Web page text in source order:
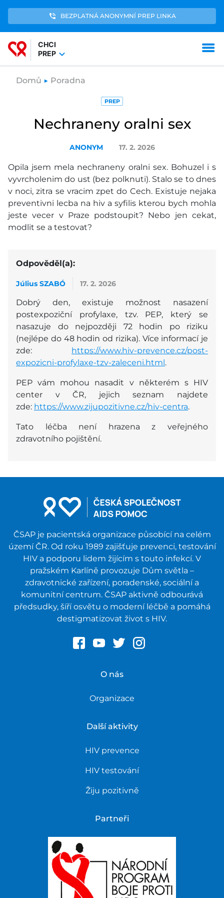
phone_in_talk BEZPLATNÁ ANONYMNÍ PREP LINKA
CHCI
PREP expand_more menu
Domů ▶ Poradna
PREP
Nechraneny oralni sex
ANONYM 17. 2. 2026
Opila jsem mela nechraneny oralni sex. Bohuzel i s
vyvrcholenim do ust (bez polknuti). Stalo se to dnes
v noci, zitra se vracim zpet do Cech. Existuje nejaka
preventivni lecba na hiv a syfilis kterou bych mohla
jeste vecer v Praze podstoupit? Nebo jen cekat,
modlit se a testovat?
Odpověděl(a):
Július SZABÓ 17. 2. 2026
Dobrý den, existuje možnost nasazení
postexpoziční profylaxe, tzv. PEP, který se
nasazuje do nejpozději 72 hodin po riziku
(nejlépe do 48 hodin od rizika). Více informací je
zde: https://www.hiv-prevence.cz/post-
expozicni-profylaxe-tzv-zaleceni.html.
PEP vám mohou nasadit v některém s HIV
center v ČR, jejich seznam najdete
zde: https://www.zijupozitivne.cz/hiv-centra.
Tato léčba není hrazena z veřejného
zdravotního pojištění.
ČSAP je pacientská organizace působící na celém
území ČR. Od roku 1989 zajišťuje prevenci, testování
HIV a podporu lidem žijícím s touto infekcí. V
pražském Karlíně provozuje Dům světla –
zdravotnické zařízení, poradenské, sociální a
komunitní centrum. ČSAP aktivně odbourává
předsudky, šíří osvětu o moderní léčbě a pomáhá
destigmatizovat život s HIV.
O nás
Organizace
Další aktivity
HIV prevence
HIV testování
Žiju pozitivně
Partneři